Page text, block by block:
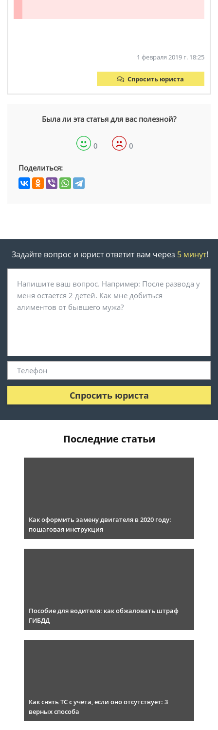
1 февраля 2019 г. 18:25
Спросить юриста
Была ли эта статья для вас полезной?
0 0
Поделиться:
Задайте вопрос и юрист ответит вам через 5 минут!
Спросить юриста
Последние статьи
Как оформить замену двигателя в 2020 году:
пошаговая инструкция
Пособие для водителя: как обжаловать штраф
ГИБДД
Как снять ТС с учета, если оно отсутствует: 3
верных способа